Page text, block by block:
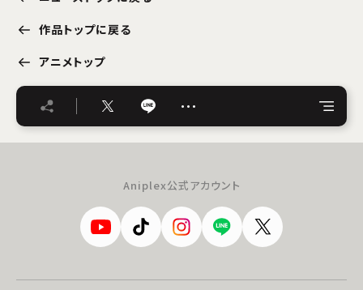
作品トップに戻る
アニメトップ
…
Aniplex公式アカウント